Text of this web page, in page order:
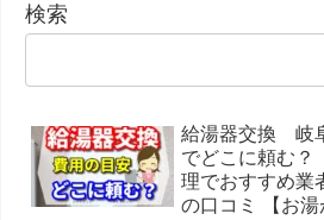
検索
給湯器交換 岐
でどこに頼む
理でおすすめ業
の口コミ 【お湯